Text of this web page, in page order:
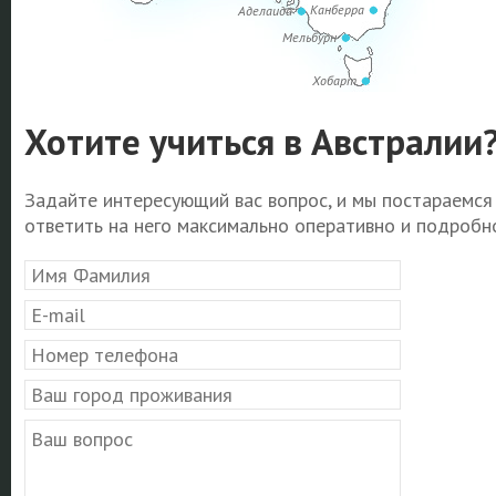
Аделаида
Канберра
Мельбурн
Хобарт
Хотите учиться в
Задайте интересующий вас вопрос, и мы постараемся
ответить на него максимально оперативно и